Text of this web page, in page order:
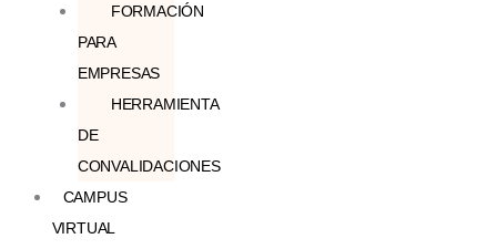
FORMACIÓN
PARA
EMPRESAS
HERRAMIENTA
DE
CONVALIDACIONES
CAMPUS
VIRTUAL